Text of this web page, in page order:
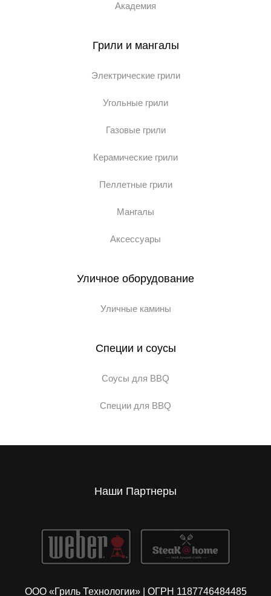
Академия
Грили и мангалы
Электрические грили
Угольные грили
Газовые грили
Керамические грили
Пеллетные грили
Мангалы
Аксессуары
Уличное оборудование
Уличные камины
Специи и соусы
Соусы для BBQ
Специи для BBQ
Наши Партнеры
ООО «Гриль Технологии» | ОГРН 1187746484485